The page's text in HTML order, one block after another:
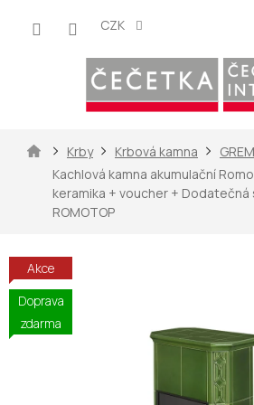
CZK
DomůKrby Krbová kamna
Kachlová kamna akumulační
keramika + voucher + Dodatečná
ROMOTOP
Akce
Doprava
zdarma